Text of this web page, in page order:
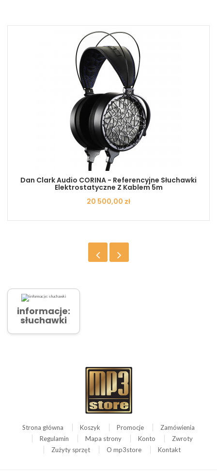
Dan Clark Audio CORINA - Referencyjne Słuchawki
Elektrostatyczne Z Kablem 5m
Cena
20 500,00 zł
informacje:
słuchawki
Strona główna Koszyk Promocje
Zamówienia
Regulamin
Mapa strony Konto
Zwroty
Zużyty sprzęt
O mp3store Kontakt